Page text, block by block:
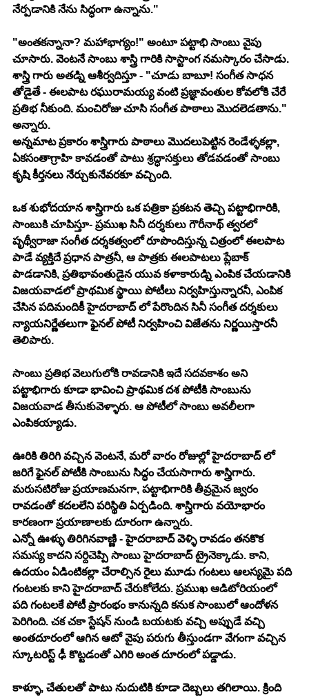
నేర్పడానికి నేను సిద్ధంగా ఉన్నాను."
"అంతకన్నానా? మహాభాగ్యం!" అంటూ పట్టాభి సాంబు వైపు
చూసారు. వెంటనే సాంబు శాస్త్రి గారికి సాస్టాంగ నమస్కారం చేసాడు.
శాస్త్రి గారు అతడ్ని ఆశీర్వదిస్తూ - "చూడు బాబూ! సంగీత సాధన
తోడైతే - ఈలపాట రఘురామయ్య వంటి ప్రజ్ఞావంతుల కోవలోకి చేరే
ప్రతిభ నీకుంది. మంచిరోజు చూసి సంగీత పాఠాలు మొదలెడతాను."
అన్నారు.
అన్నమాట ప్రకారం శాస్త్రిగారు పాఠాలు మొదలుపెట్టిన రెండేళ్ళకల్లా,
ఏకసంతాగ్రాహి కావడంతో పాటు శ్రద్ధాసక్తులు తోడవడంతో సాంబు
కృషి కీర్తనలు నేర్చుకునేవరకూ వచ్చింది.
ఒక శుభోదయాన శాస్త్రిగారు ఒక పత్రికా ప్రకటన తెచ్చి పట్టాభిగారికి,
సాంబుకి చూపిస్తూ- ప్రముఖ సినీ దర్శకులు గౌరీనాథ్ త్వరలో
పృథ్వీరాజా సంగీత దర్శకత్వంలో రూపొందిస్తున్న చిత్రంలో ఈలపాట
పాడే వ్యక్తిదే ప్రధాన పాత్రనీ, ఆ పాత్రకు ఈలపాటలు ప్లేబాక్
పాడడానికి, ప్రతిభావంతుడైన యువ కళాకారుడ్ని ఎంపిక చేయడానికి
విజయవాడలో ప్రాథమిక స్థాయి పోటీలు నిర్వహిస్తున్నారనీ, ఎంపిక
చేసిన పదిమందికీ హైదరాబాద్ లో పేరొందిన సినీ సంగీత దర్శకులు
న్యాయనిర్ణేతలుగా ఫైనల్ పోటీ నిర్వహించి విజేతను నిర్ణయిస్తారనీ
తెలిపారు.
సాంబు ప్రతిభ వెలుగులోకి రావడానికి ఇదే సదవకాశం అని
పట్టాభిగారు కూడా భావించి ప్రాథమిక దశ పోటీకి సాంబును
విజయవాడ తీసుకువెళ్ళారు. ఆ పోటీలో సాంబు అవలీలగా
ఎంపికయ్యాడు.
ఊరికి తిరిగి వచ్చిన వెంటనే, మరో వారం రోజుల్లో హైదరాబాద్ లో
జరిగే ఫైనల్ పోటీకి సాంబును సిద్ధం చేయసాగారు శాస్త్రిగారు.
మరుసటిరోజు ప్రయాణమనగా, పట్టాభిగారికి తీవ్రమైన జ్వరం
రావడంతో కదలలేని పరిస్థితి ఏర్పడింది. శాస్త్రిగారు వయోభారం
కారణంగా ప్రయాణాలకు దూరంగా ఉన్నారు.
ఎన్నో ఊళ్ళు తిరిగినవాణ్ణి - హైదరాబాద్ వెళ్ళి రావడం తనకొక
సమస్య కాదని సర్దిచెప్పి సాంబు హైదరాబాద్ ట్రైనెక్కాడు. కాని,
ఉదయం ఏడింటికల్లా చేరాల్సిన రైలు మూడు గంటలు ఆలస్యమై పది
గంటలకు కాని హైదరాబాద్ చేరుకోలేదు. ప్రముఖ ఆడిటోరియంలో
పది గంటలకే పోటీ ప్రారంభం కానున్నది కనుక సాంబులో ఆందోళన
పెరిగింది. చక చకా స్టేషన్ నుండి బయటకు వచ్చి అప్పుడే వచ్చి
అంతదూరంలో ఆగిన ఆటో వైపు పరుగు తీస్తుండగా వేగంగా వచ్చిన
స్కూటరిస్ట్ ఢీ కొట్టడంతో ఎగిరి అంత దూరంలో పడ్డాడు.
కాళ్ళూ, చేతులతో పాటు నుదుటికి కూడా దెబ్బలు తగిలాయి. క్రింది